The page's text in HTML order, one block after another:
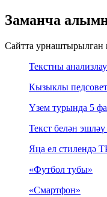
Заманча
Сайтта урнаштырылган
Текстны
Кызыклы
Үзем турында 5
Текст белән
Яңа ел стилендә
«Футбол тубы»
«Смартфон»